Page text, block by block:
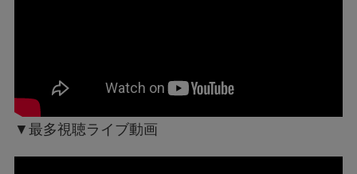
▼最多視聴ライブ動画